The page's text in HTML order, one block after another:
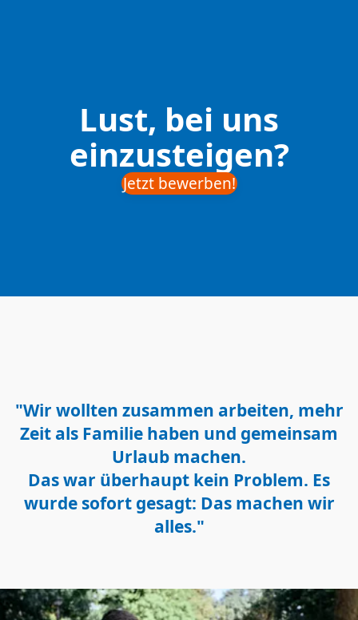
Lust, bei uns
einzusteigen?
Jetzt bewerben!
"Wir wollten zusammen arbeiten, mehr
Zeit als Familie haben und gemeinsam
Urlaub machen.
Das war überhaupt kein Problem. Es
wurde sofort gesagt: Das machen wir
alles."